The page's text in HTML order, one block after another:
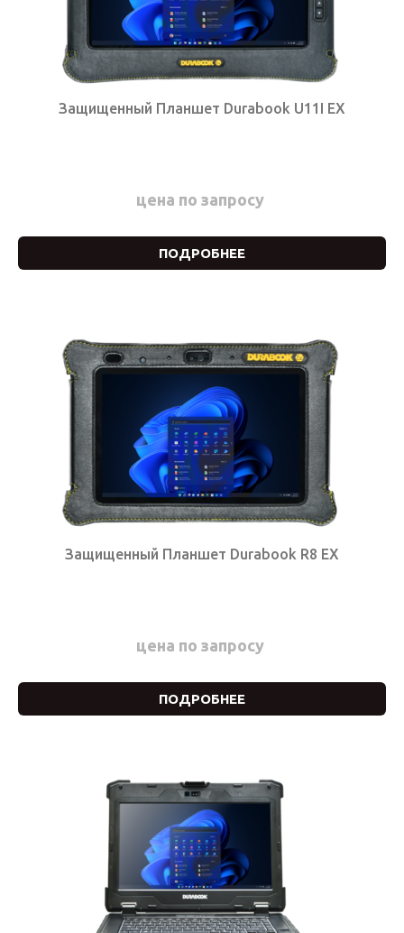
Защищенный Планшет Durabook U11I EX
цена по запросу
ПОДРОБНЕЕ
Защищенный Планшет Durabook R8 EX
цена по запросу
ПОДРОБНЕЕ